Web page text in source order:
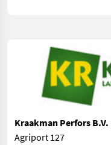
Kraakman Perfors B.V.
Agriport 127